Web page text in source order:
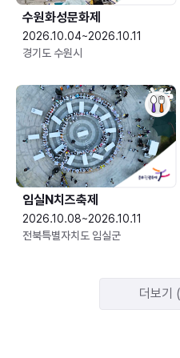
수원화성문화제
2026.10.04~2026.10.11
경기도 수원시
임실N치즈축제
2026.10.08~2026.10.11
전북특별자치도 임실군
더보기